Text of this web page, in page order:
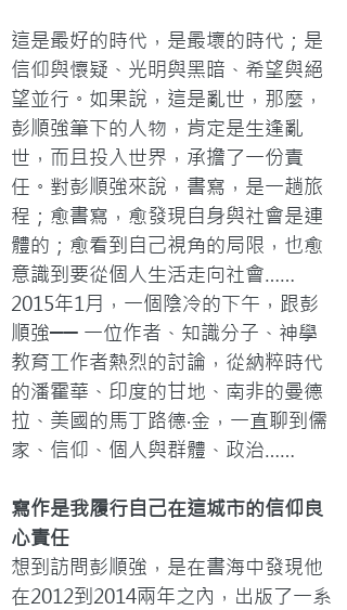
這是最好的時代，是最壞的時代；是
信仰與懷疑、光明與黑暗、希望與絕
望並行。如果說，這是亂世，那麼，
彭順強筆下的人物，肯定是生逢亂
世，而且投入世界，承擔了一份責
任。對彭順強來說，書寫，是一趟旅
程；愈書寫，愈發現自身與社會是連
體的；愈看到自己視角的局限，也愈
意識到要從個人生活走向社會……
2015年1月，一個陰冷的下午，跟彭
順強── 一位作者、知識分子、神學
教育工作者熱烈的討論，從納粹時代
的潘霍華、印度的甘地、南非的曼德
拉、美國的馬丁路德‧金，一直聊到儒
家、信仰、個人與群體、政治……
寫作是我履行自己在這城市的信仰良
心責任
想到訪問彭順強，是在書海中發現他
在2012到2014兩年之內，出版了一系